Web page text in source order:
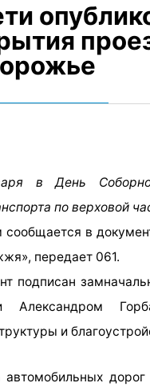
в День
по верховой
сообщается в
передает 061.
подписан
Александром
и